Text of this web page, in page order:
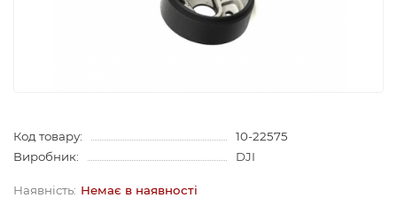
Код товару:
10-22575
Виробник:
DJI
Немає в наявності